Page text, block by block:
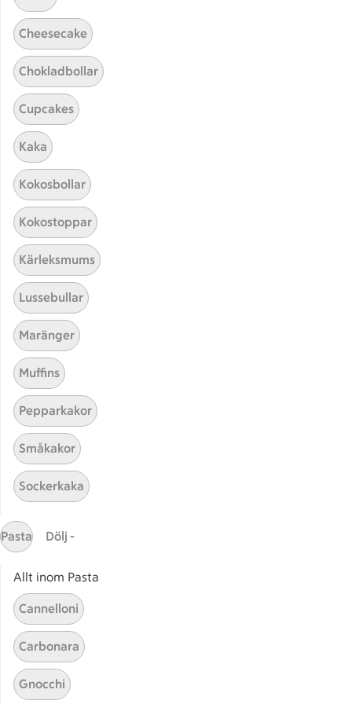
Hittade inget recept
Testa att söka på något nytt, eller ta bort något av
Tårta
Här hittar du alla goda recept du har sparat och
Sidfot
Start
Cheesecake
Chokladbollar
Cupcakes
Kaka
Kokosbollar
Kokostoppar
Kärleksmums
Lussebullar
Maränger
Muffins
Pepparkakor
Småkakor
Sockerkaka
Pasta Dölj -
Allt inom Pasta
Cannelloni
Carbonara
Gnocchi